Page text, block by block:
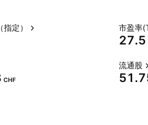
定） 市盈率
27.5
CHF
流通股